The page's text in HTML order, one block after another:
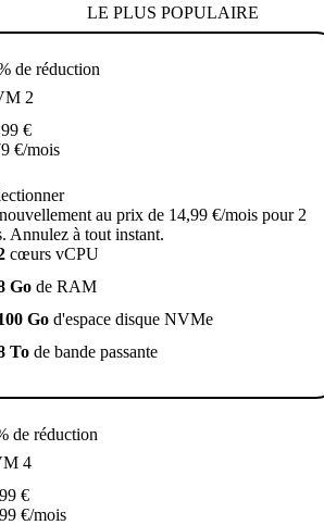
LE PLUS POPULAIRE
de réduction
2
€
€/mois
au prix de 14,99 €/mois pour 2
Annulez à tout instant.
cœurs vCPU
Go de RAM
Go d'espace disque NVMe
To de bande passante
de réduction
4
€
€/mois